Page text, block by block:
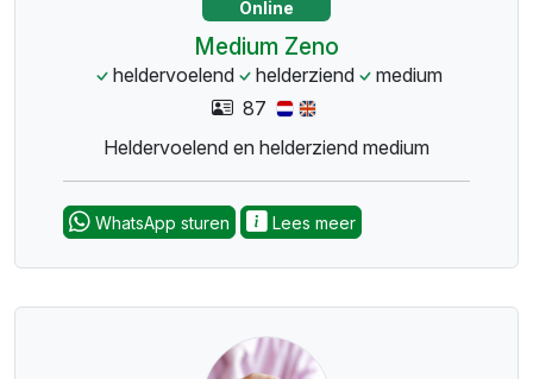
Online
Medium Zeno
heldervoelend helderziend
medium
87
Heldervoelend en helderziend medium
WhatsApp sturen Lees meer